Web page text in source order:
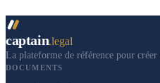
captain.legal
La plateforme de référence pour
DOCUMENTS